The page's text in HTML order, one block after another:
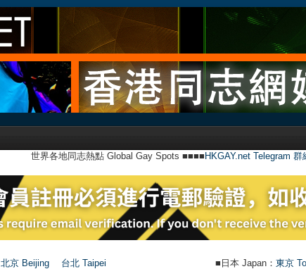
世界各地同志熱點 Global Gay Spots ■■■■ HKGAY.net Telegram 群
北京 Beijing 台北 Taipei ■日本 Japan： 東京